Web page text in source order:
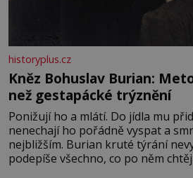
historyplus.cz
Kněz Bohuslav Burian:
než gestapácké trýznění
Ponižují ho a mlátí. Do jídla mu
nenechají ho pořádně vyspat a
nejbližším. Burian kruté týrání
podepíše všechno, co po něm